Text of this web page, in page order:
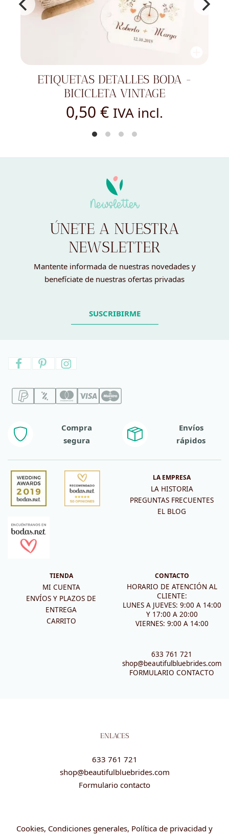
DETALLES BODA -
BICICLETA VINTAGE
€ IVA incl.
Newsletter
ÚNETE A NUESTRA
NEWSLETTER
Mantente informada de nuestras novedades y
benefíciate de nuestras ofertas privadas
SUSCRIBIRME
Compra
segura
Envíos
rápidos
LA EMPRESA
LA HISTORIA
PREGUNTAS FRECUENTES
EL BLOG
TIENDA
MI CUENTA
ENVÍOS Y PLAZOS DE
ENTREGA
CARRITO
CONTACTO
HORARIO DE ATENCIÓN AL
CLIENTE:
LUNES A JUEVES: 9:00 A 14:00
Y 17:00 A 20:00
VIERNES: 9:00 A 14:00
633 761 721
shop@beautifulbluebrides.com
FORMULARIO CONTACTO
ENLACES
633 761 721
shop@beautifulbluebrides.com
Formulario contacto
Cookies, Condiciones generales, Política de privacidad y